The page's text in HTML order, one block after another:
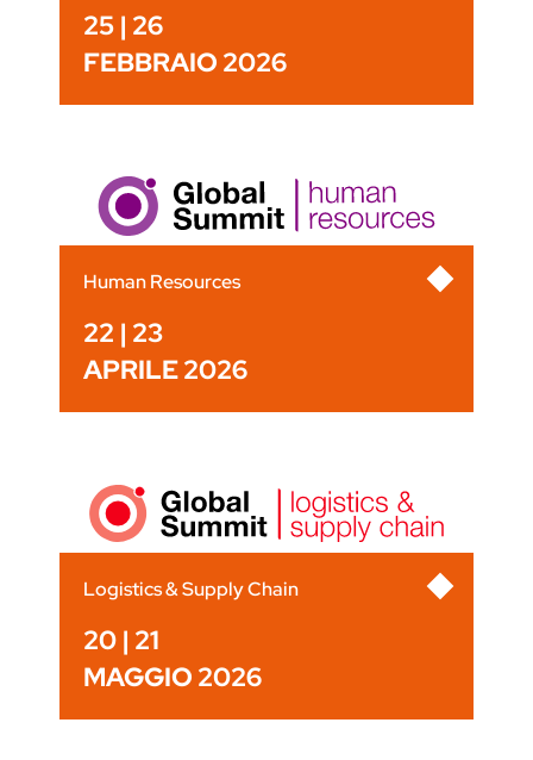
25 | 26
FEBBRAIO 2026
Human Resources
22 | 23
APRILE 2026
Logistics & Supply Chain
20 | 21
MAGGIO 2026